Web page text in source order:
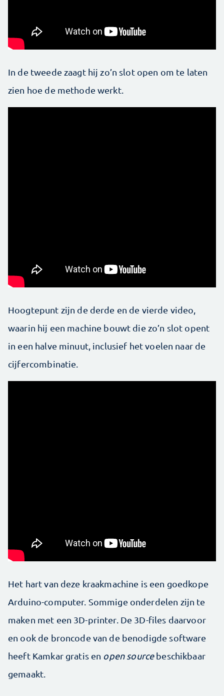
In de tweede zaagt hij zo’n slot open om te laten
zien hoe de methode werkt.
Hoogtepunt zijn de derde en de vierde video,
waarin hij een machine bouwt die zo’n slot opent
in een halve minuut, inclusief het voelen naar de
cijfercombinatie.
Het hart van deze kraakmachine is een goedkope
Arduino-computer. Sommige onderdelen zijn te
maken met een 3D-printer. De 3D-files daarvoor
en ook de broncode van de benodigde software
heeft Kamkar gratis en open sourcebeschikbaar
gemaakt.